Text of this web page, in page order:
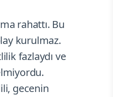
rahattı. Bu
kurulmaz.
fazlaydı ve
gecenin